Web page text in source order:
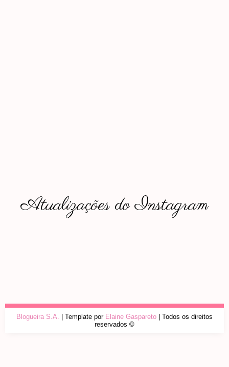
Atualizações do Instagram
Blogueira S.A. | Template por Elaine Gaspareto | Todos os direitos
reservados ©